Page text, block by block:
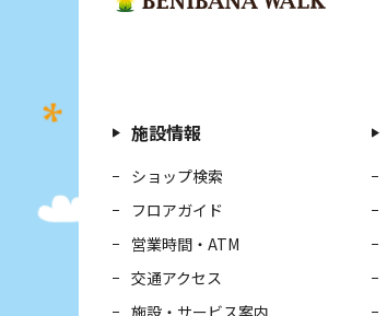
施設情報
ショップ検索
フロアガイド
営業時間・ATM
交通アクセス
施設・サービス案内